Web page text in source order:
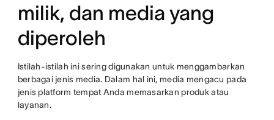
milik, dan media yang
diperoleh
Istilah-istilah ini sering digunakan untuk menggambarkan
berbagai jenis media. Dalam hal ini, media mengacu pada
jenis platform tempat Anda memasarkan produk atau
layanan.